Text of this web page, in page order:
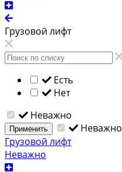
Грузовой лифт
Есть
Нет
Неважно
Применить
Неважно
Грузовой лифт
Неважно